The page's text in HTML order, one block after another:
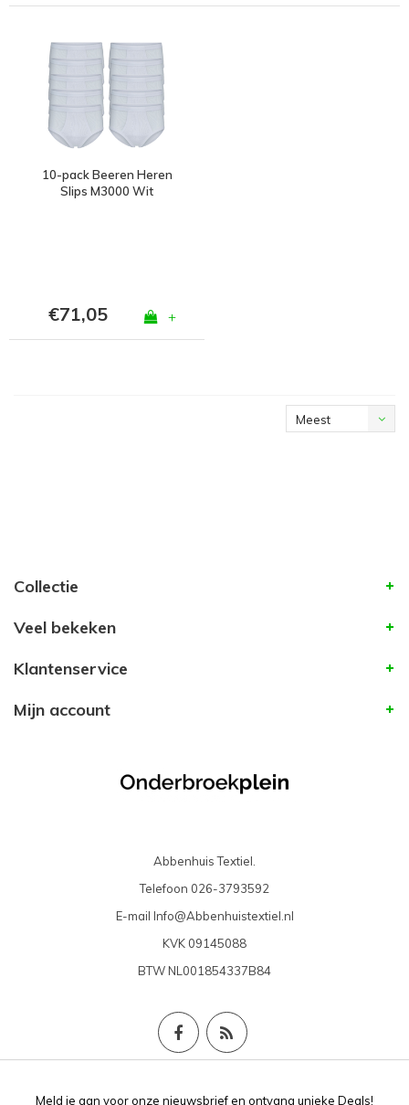
10-pack Beeren Heren
Slips M3000 Wit
€71,05 +
Meest
Collectie
Veel bekeken
Klantenservice
Mijn account
Abbenhuis Textiel.
Telefoon 026-3793592
E-mail Info@Abbenhuistextiel.nl
KVK 09145088
BTWNL001854337B84
Meld je aan voor onze nieuwsbrief en ontvang unieke Deals!